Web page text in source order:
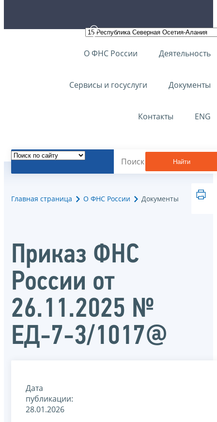
О ФНС России Деятельность
Сервисы и госуслуги Документы
Контакты ENG
Найти
Главная страница О ФНС России Документы
Приказ ФНС
России от
26.11.2025 №
ЕД-7-3/1017@
Дата
публикации:
28.01.2026